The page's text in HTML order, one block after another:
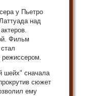
у Пьетро
над
Фильм
режиссером.
шейх" сначала
сюжет
ему